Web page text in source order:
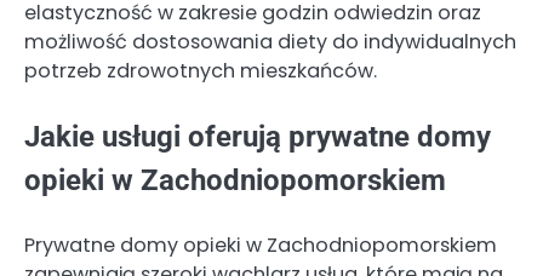
elastyczność w zakresie godzin odwiedzin oraz
możliwość dostosowania diety do indywidualnych
potrzeb zdrowotnych mieszkańców.
Jakie usługi oferują prywatne domy
opieki w Zachodniopomorskiem
Prywatne domy opieki w Zachodniopomorskiem